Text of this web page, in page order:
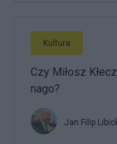
Kultura
Czy Miłosz
nago?
Jan Filip